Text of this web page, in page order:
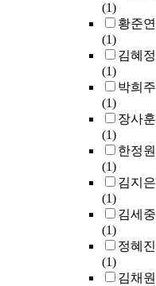
(1)
황준연
(1)
김혜정
(1)
박희주
(1)
장사훈
(1)
한정원
(1)
김지은
(1)
김세중
(1)
정혜진
(1)
김채원